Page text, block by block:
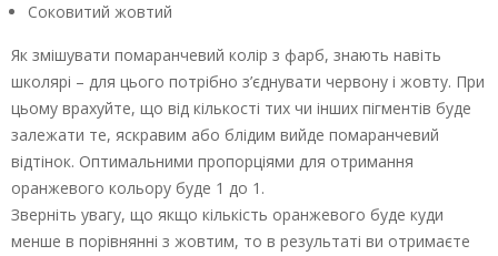
Соковитий жовтий
Як змішувати помаранчевий колір з фарб, знають навіть
школярі – для цього потрібно з’єднувати червону і жовту. При
цьому врахуйте, що від кількості тих чи інших пігментів буде
залежати те, яскравим або блідим вийде помаранчевий
відтінок. Оптимальними пропорціями для отримання
оранжевого кольору буде 1 до 1.
Зверніть увагу, що якщо кількість оранжевого буде куди
менше в порівнянні з жовтим, то в результаті ви отримаєте